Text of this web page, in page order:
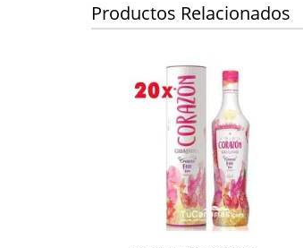
Productos Relacionados